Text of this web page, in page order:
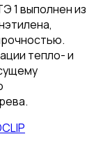
1 выполнен из
тепло- и